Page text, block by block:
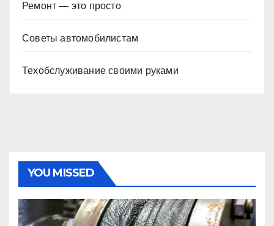
Ремонт — это просто
Советы автомобилистам
Техобслуживание своими руками
YOU MISSED